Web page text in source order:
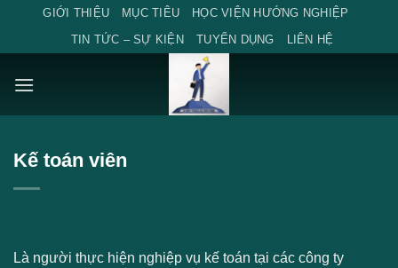
content
GIỚI THIỆU MỤC TIÊU
HỌC VIỆN HƯỚNG NGHIỆP
TIN TỨC – SỰ KIỆN
TUYỂN DỤNG LIÊN HỆ
Kế toán viên
Là người thực hiện nghiệp vụ kế toán tại các công ty